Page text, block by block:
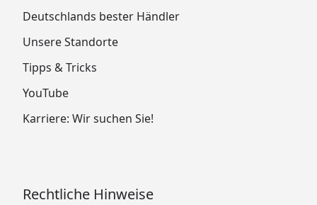
Deutschlands bester Händler
Unsere Standorte
Tipps & Tricks
YouTube
Karriere: Wir suchen Sie!
Rechtliche Hinweise